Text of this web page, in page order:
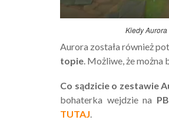
Kiedy
Aurora została również
topie . Możliwe, że
Co sądzicie o zestawie
bohaterka wejdzie na
TUTAJ